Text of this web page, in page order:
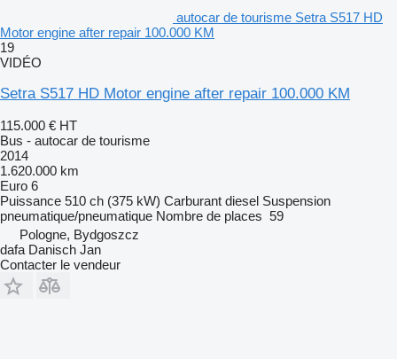
autocar de tourisme Setra S517 HD
Motor engine after repair 100.000 KM
19
VIDÉO
Setra S517 HD Motor engine after repair 100.000 KM
115.000 € HT
Bus - autocar de tourisme
2014
1.620.000 km
Euro 6
Puissance 510 ch (375 kW) Carburant diesel Suspension
pneumatique/pneumatique Nombre de places 59
Pologne, Bydgoszcz
dafa Danisch Jan
Contacter le vendeur